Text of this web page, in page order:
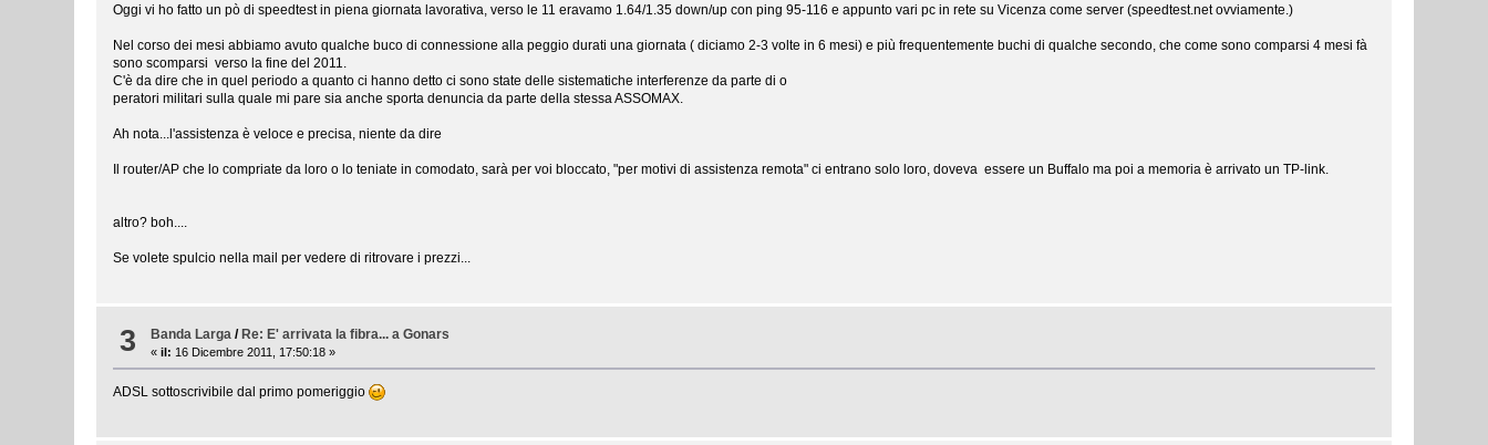
Oggi vi ho fatto un pò di speedtest in piena giornata lavorativa, verso le 11 eravamo 1.64/1.35 down/up con ping 95-116 e appunto vari pc in rete su Vicenza come server (speedtest.net ovviamente.)
Nel corso dei mesi abbiamo avuto qualche buco di connessione alla peggio durati una giornata ( diciamo 2-3 volte in 6 mesi) e più frequentemente buchi di qualche secondo, che come sono comparsi 4 mesi fà
sono scomparsi verso la fine del 2011.
C'è da dire che in quel periodo a quanto ci hanno detto ci sono state delle sistematiche interferenze da parte di o
peratori militari sulla quale mi pare sia anche sporta denuncia da parte della stessa ASSOMAX.
Ah nota...l'assistenza è veloce e precisa, niente da dire
Il router/AP che lo compriate da loro o lo teniate in comodato, sarà per voi bloccato, "per motivi di assistenza remota" ci entrano solo loro, doveva essere un Buffalo ma poi a memoria è arrivato un TP-link.
altro? boh....
Se volete spulcio nella mail per vedere di ritrovare i prezzi...
3 Banda Larga / Re: E' arrivata la fibra... a Gonars
«il: 16 Dicembre 2011, 17:50:18 »
ADSL sottoscrivibile dal primo pomeriggio